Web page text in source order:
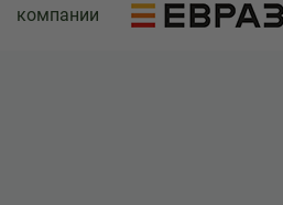
компании